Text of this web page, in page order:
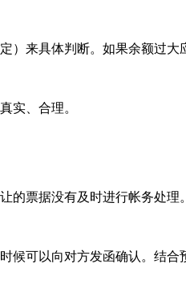
）来具体判断。如果余额过大
实、合理。
的票据没有及时进行帐务处理。
可以向对方发函确认。结